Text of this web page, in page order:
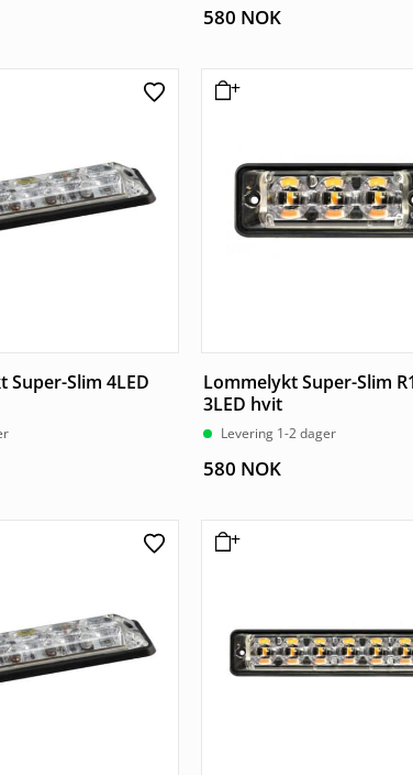
580 NOK
Super-Slim 4LED
Lommelykt Super-Slim
3LED hvit
Levering 1-2 dager
580 NOK